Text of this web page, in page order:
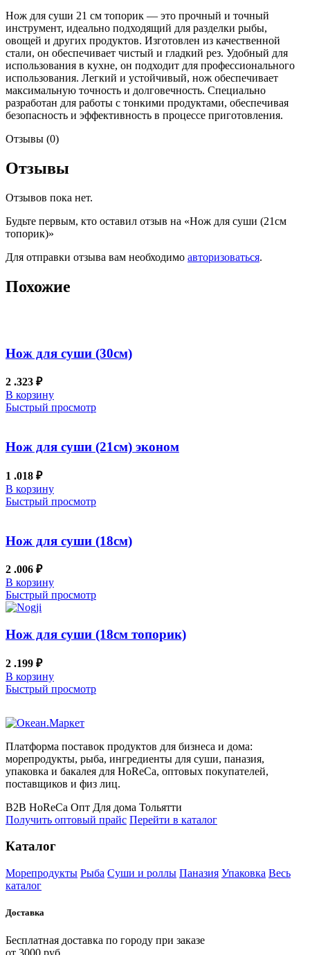
Нож для суши 21 см топорик — это прочный и точный
инструмент, идеально подходящий для разделки рыбы,
овощей и других продуктов. Изготовлен из качественной
стали, он обеспечивает чистый и гладкий рез. Удобный для
использования в кухне, он подходит для профессионального
использования. Легкий и устойчивый, нож обеспечивает
максимальную точность и долговечность. Специально
разработан для работы с тонкими продуктами, обеспечивая
безопасность и эффективность в процессе приготовления.
Отзывы (0)
Отзывы
Отзывов пока нет.
Будьте первым, кто оставил отзыв на «Нож для суши (21см
топорик)»
Для отправки отзыва вам необходимо авторизоваться.
Похожие
Нож для суши (30см)
2 .323 ₽
В корзину
Быстрый просмотр
Нож для суши (21см) эконом
1 .018 ₽
В корзину
Быстрый просмотр
Нож для суши (18см)
2 .006 ₽
В корзину
Быстрый просмотр
Нож для суши (18см топорик)
2 .199 ₽
В корзину
Быстрый просмотр
Платформа поставок продуктов для бизнеса и дома:
морепродукты, рыба, ингредиенты для суши, паназия,
упаковка и бакалея для HoReCa, оптовых покупателей,
поставщиков и физ лиц.
B2B HoReCa Опт Для дома Тольятти
Получить оптовый прайс Перейти в каталог
Каталог
Морепродукты Рыба Суши и роллы Паназия Упаковка Весь
каталог
Доставка
Бесплатная доставка по городу при заказе
от 3000 руб